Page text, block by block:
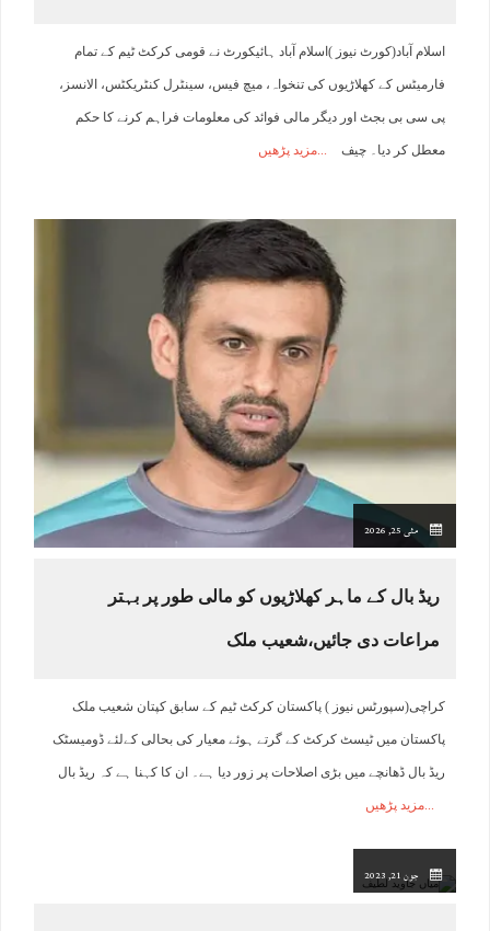
اسلام آباد(کورٹ نیوز )اسلام آباد ہائیکورٹ نے قومی کرکٹ ٹیم کے تمام
فارمیٹس کے کھلاڑیوں کی تنخواہ، میچ فیس، سینٹرل کنٹریکٹس، الانسز،
پی سی بی بجٹ اور دیگر مالی فوائد کی معلومات فراہم کرنے کا حکم
معطل کر دیا۔ چیف مزید پڑھیں
مئی 25, 2026
ریڈ بال کے ماہر کھلاڑیوں کو مالی طور پر بہتر
مراعات دی جائیں،شعیب ملک
کراچی(سپورٹس نیوز ) پاکستان کرکٹ ٹیم کے سابق کپتان شعیب ملک
پاکستان میں ٹیسٹ کرکٹ کے گرتے ہوئے معیار کی بحالی کےلئے ڈومیسٹک
ریڈ بال ڈھانچے میں بڑی اصلاحات پر زور دیا ہے۔ ان کا کہنا ہے کہ ریڈ بال
مزید پڑھیں
جون 21, 2023